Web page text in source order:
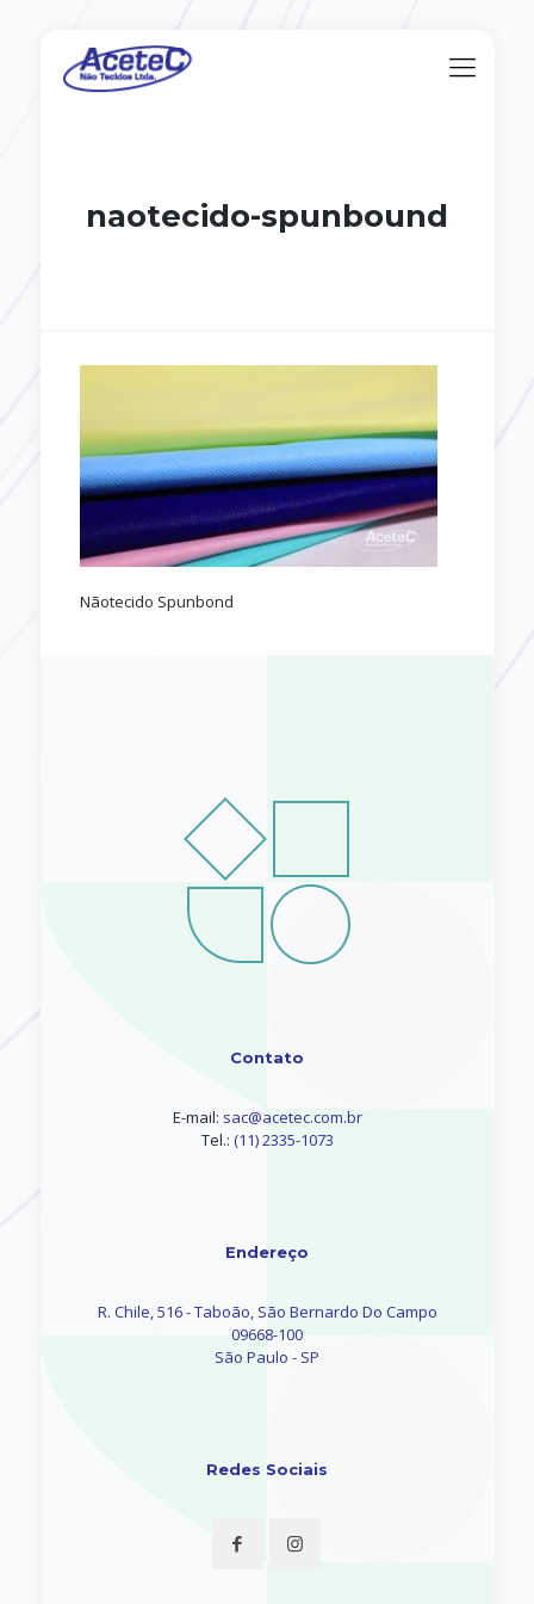
naotecido-spunbound
Nãotecido Spunbond
Contato
E-mail: sac@acetec.com.br
Tel.: (11) 2335-1073
Endereço
R. Chile, 516 - Taboão, São Bernardo Do Campo
09668-100
São Paulo - SP
Redes Sociais